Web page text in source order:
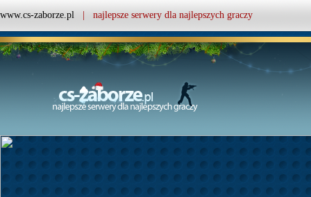
www.cs-zaborze.pl | najlepsze serwery dla najlepszych graczy